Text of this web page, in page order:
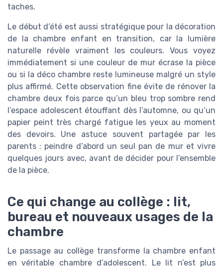
taches.
Le début d’été est aussi stratégique pour la décoration
de la chambre enfant en transition, car la lumière
naturelle révèle vraiment les couleurs. Vous voyez
immédiatement si une couleur de mur écrase la pièce
ou si la déco chambre reste lumineuse malgré un style
plus affirmé. Cette observation fine évite de rénover la
chambre deux fois parce qu’un bleu trop sombre rend
l’espace adolescent étouffant dès l’automne, ou qu’un
papier peint très chargé fatigue les yeux au moment
des devoirs. Une astuce souvent partagée par les
parents : peindre d’abord un seul pan de mur et vivre
quelques jours avec, avant de décider pour l’ensemble
de la pièce.
Ce qui change au collège : lit,
bureau et nouveaux usages de la
chambre
Le passage au collège transforme la chambre enfant
en véritable chambre d’adolescent. Le lit n’est plus